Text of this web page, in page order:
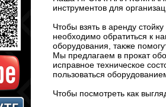
инструментов для
Чтобы взять в аренду
необходимо обратиться к
оборудования, также
Мы предлагаем в прокат
исправное техническое
пользоваться
Чтобы посмотреть как